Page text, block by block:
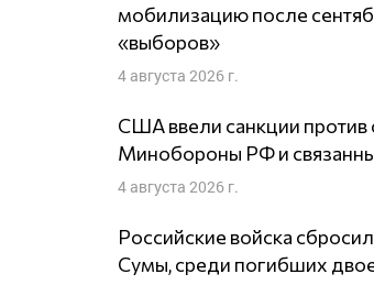
мобилизацию после
«выборов»
4 августа 2026 г.
США ввели санкции против
Минобороны РФ и
4 августа 2026 г.
Российские войска
Сумы, среди погибших